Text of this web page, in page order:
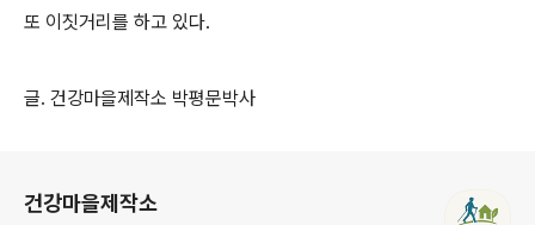
또 이짓거리를 하고 있다.
글. 건강마을제작소 박평문박사
건강마을제작소